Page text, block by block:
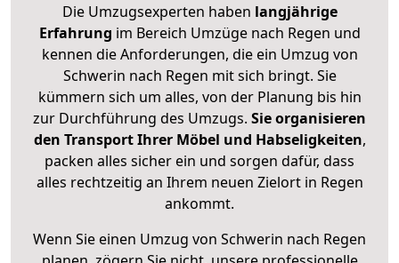
Die Umzugsexperten haben langjährige
Erfahrung im Bereich Umzüge nach Regen und
kennen die Anforderungen, die ein Umzug von
Schwerin nach Regen mit sich bringt. Sie
kümmern sich um alles, von der Planung bis hin
zur Durchführung des Umzugs. Sie organisieren
den Transport Ihrer Möbel und Habseligkeiten,
packen alles sicher ein und sorgen dafür, dass
alles rechtzeitig an Ihrem neuen Zielort in Regen
ankommt.
Wenn Sie einen Umzug von Schwerin nach Regen